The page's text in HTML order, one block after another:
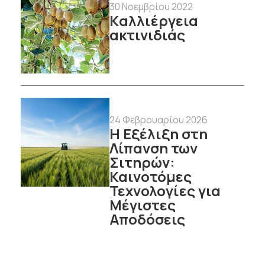
30 Νοεμβρίου 2022
Kαλλιέργεια
ακτινιδιάς
24 Φεβρουαρίου 2026
Η Εξέλιξη στη
Λίπανση των
Σιτηρών:
Καινοτόμες
Τεχνολογίες για
Μέγιστες
Αποδόσεις